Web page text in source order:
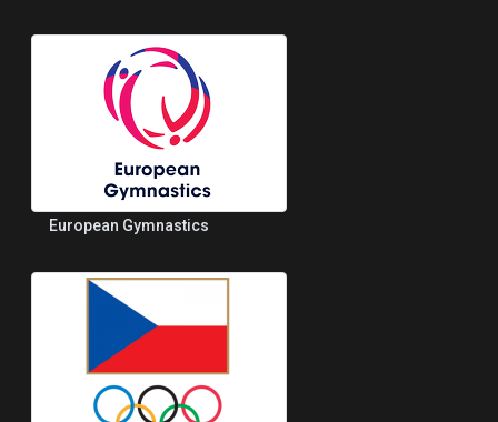
European Gymnastics